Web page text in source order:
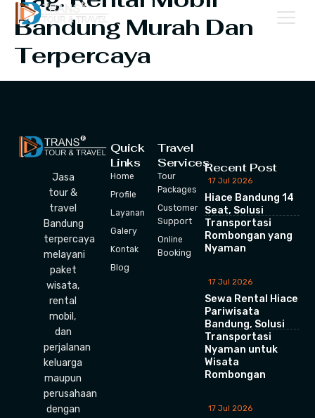
Bandung Murah Dan
Terpercaya
Jasa
tour &
travel
Bandung
terpercaya
melayani
paket
wisata,
rental
mobil,
dan
perjalanan
keluarga
maupun
perusahaan
dengan
Quick
Links
Home
Profile
Layanan
Galery
Kontak
Blog
Travel
Services
Tour
Packages
Customer
Support
Online
Booking
Recent Post
17 Jul 2026
Hiace Bandung 14
Seat, Solusi
Transportasi
Rombongan yang
Nyaman
17 Jul 2026
Sewa Rental Hiace
Pariwisata
Bandung, Solusi
Transportasi
Nyaman untuk
Wisata
Rombongan
17 Jul 2026